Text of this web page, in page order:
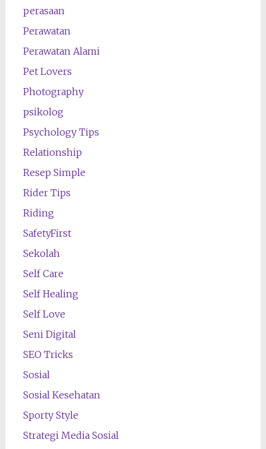
perasaan
Perawatan
Perawatan Alami
Pet Lovers
Photography
psikolog
Psychology Tips
Relationship
Resep Simple
Rider Tips
Riding
SafetyFirst
Sekolah
Self Care
Self Healing
Self Love
Seni Digital
SEO Tricks
Sosial
Sosial Kesehatan
Sporty Style
Strategi Media Sosial